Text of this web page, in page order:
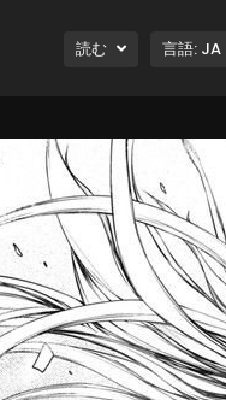
読む 言語: JA